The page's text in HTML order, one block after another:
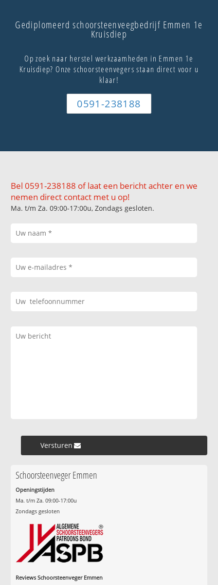
Gediplomeerd schoorsteenveegbedrijf Emmen 1e
Kruisdiep
Op zoek naar herstel werkzaamheden in Emmen 1e
Kruisdiep? Onze schoorsteenvegers staan direct voor u
klaar!
0591-238188
Bel 0591-238188 of laat een bericht achter en we
nemen direct contact met u op!
Ma. t/m Za. 09:00-17:00u, Zondags gesloten.
Versturen »
Schoorsteenveger Emmen
Openingstijden
Ma. t/m Za. 09:00-17:00u
Zondags gesloten
Reviews Schoorsteenveger Emmen